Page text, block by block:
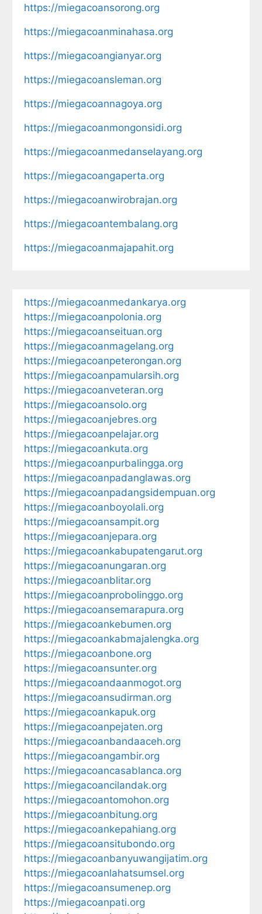
https://miegacoansorong.org
https://miegacoanminahasa.org
https://miegacoangianyar.org
https://miegacoansleman.org
https://miegacoannagoya.org
https://miegacoanmongonsidi.org
https://miegacoanmedanselayang.org
https://miegacoangaperta.org
https://miegacoanwirobrajan.org
https://miegacoantembalang.org
https://miegacoanmajapahit.org
https://miegacoanmedankarya.org
https://miegacoanpolonia.org
https://miegacoanseituan.org
https://miegacoanmagelang.org
https://miegacoanpeterongan.org
https://miegacoanpamularsih.org
https://miegacoanveteran.org
https://miegacoansolo.org
https://miegacoanjebres.org
https://miegacoanpelajar.org
https://miegacoankuta.org
https://miegacoanpurbalingga.org
https://miegacoanpadanglawas.org
https://miegacoanpadangsidempuan.org
https://miegacoanboyolali.org
https://miegacoansampit.org
https://miegacoanjepara.org
https://miegacoankabupatengarut.org
https://miegacoanungaran.org
https://miegacoanblitar.org
https://miegacoanprobolinggo.org
https://miegacoansemarapura.org
https://miegacoankebumen.org
https://miegacoankabmajalengka.org
https://miegacoanbone.org
https://miegacoansunter.org
https://miegacoandaanmogot.org
https://miegacoansudirman.org
https://miegacoankapuk.org
https://miegacoanpejaten.org
https://miegacoanbandaaceh.org
https://miegacoangambir.org
https://miegacoancasablanca.org
https://miegacoancilandak.org
https://miegacoantomohon.org
https://miegacoanbitung.org
https://miegacoankepahiang.org
https://miegacoansitubondo.org
https://miegacoanbanyuwangijatim.org
https://miegacoanlahatsumsel.org
https://miegacoansumenep.org
https://miegacoanpati.org